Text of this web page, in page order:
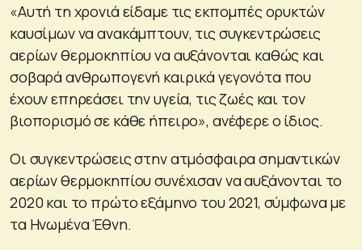
«Αυτή τη χρονιά είδαμε τις εκπομπές ορυκτών
καυσίμων να ανακάμπτουν, τις συγκεντρώσεις
αερίων θερμοκηπίου να αυξάνονται καθώς και
σοβαρά ανθρωπογενή καιρικά γεγονότα που
έχουν επηρεάσει την υγεία, τις ζωές και τον
βιοπορισμό σε κάθε ήπειρο», ανέφερε ο ίδιος.
Οι συγκεντρώσεις στην ατμόσφαιρα σημαντικών
αερίων θερμοκηπίου συνέχισαν να αυξάνονται το
2020 και το πρώτο εξάμηνο του 2021, σύμφωνα με
τα Ηνωμένα Έθνη.